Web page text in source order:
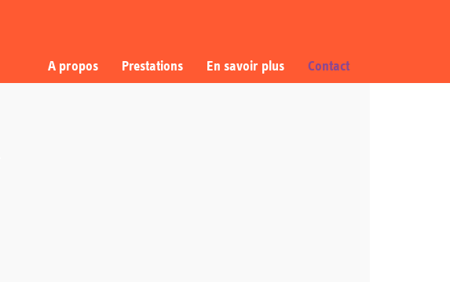
A propos Prestations En savoir plus Contact